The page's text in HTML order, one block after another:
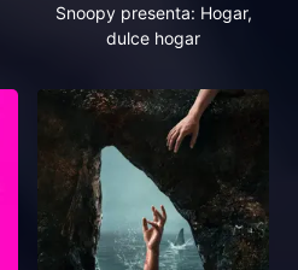
Snoopy presenta: Hogar,
dulce hogar